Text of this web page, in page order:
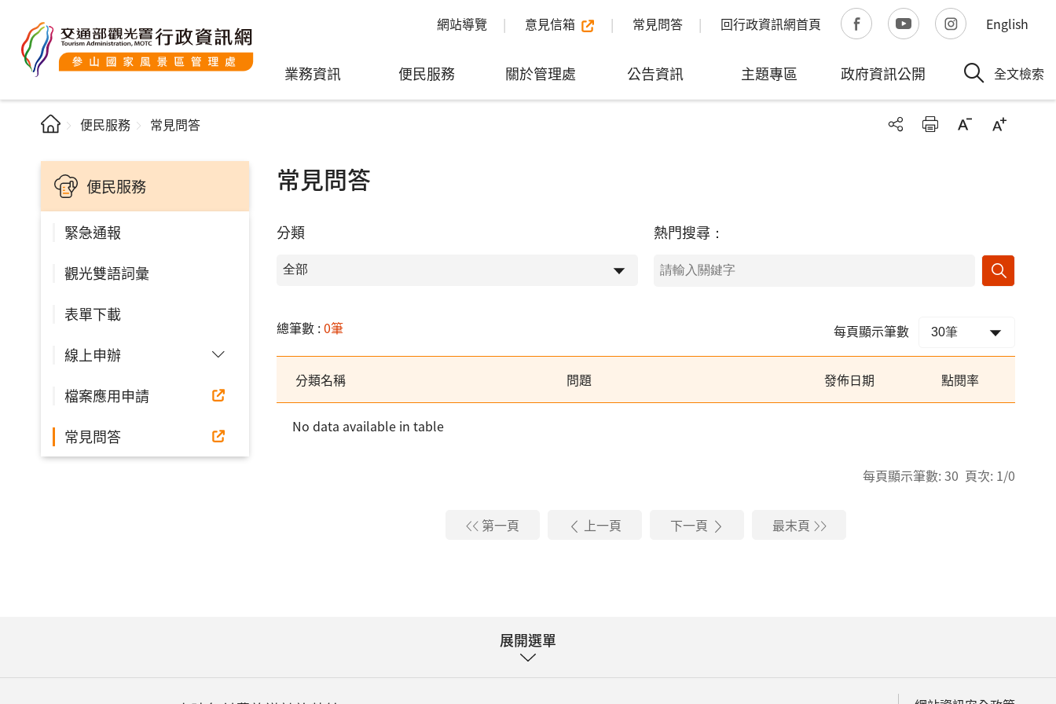
網站導覽 意見信箱 常見問答 回行政資訊網首頁 English
業務資訊 便民服務 關於管理處 公告資訊 主題專區 政府資訊公開 全文檢索
便民服務 常見問答
便民服務
緊急通報
觀光雙語詞彙
表單下載
線上申辦
檔案應用申請
常見問答
常見問答
分類 熱門搜尋：
總筆數 :0筆 每頁顯示筆數
分類名稱 問題 發佈日期 點閱率
No data available in table
每頁顯示筆數: 30 頁次: 1/0
第一頁 上一頁 下一頁 最末頁
展開選單